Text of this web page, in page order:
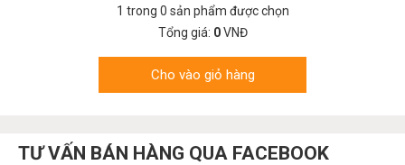
1 trong 0 sản phẩm được chọn
Tổng giá: 0VNĐ
Cho vào giỏ hàng
TƯ VẤN BÁN HÀNG QUA FACEBOOK